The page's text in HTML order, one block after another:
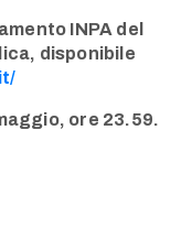
INPA del
disponibile
ore 23.59.